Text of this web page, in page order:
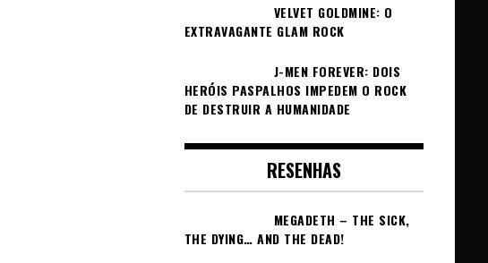
VELVET GOLDMINE: O
EXTRAVAGANTE GLAM ROCK
J-MEN FOREVER: DOIS
HERÓIS PASPALHOS IMPEDEM O ROCK
DE DESTRUIR A HUMANIDADE
RESENHAS
MEGADETH – THE SICK,
THE DYING… AND THE DEAD!